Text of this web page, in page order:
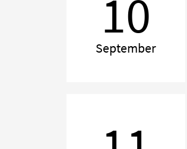
10
September